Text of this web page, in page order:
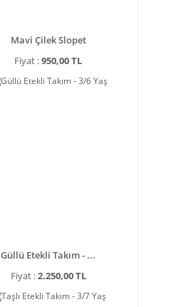
Mavi Çilek Slopet
Fiyat :950,00 TL
Güllü Etekli Takım - ...
Fiyat :2.250,00 TL